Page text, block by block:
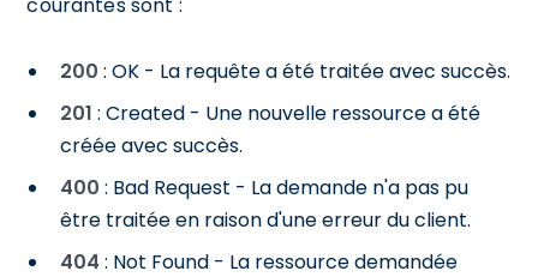
200 : OK - La requête a été traitée avec succès.
201 : Created - Une nouvelle ressource a été
créée avec succès.
400 : Bad Request - La demande n'a pas pu
être traitée en raison d'une erreur du client.
404 : Not Found - La ressource demandée